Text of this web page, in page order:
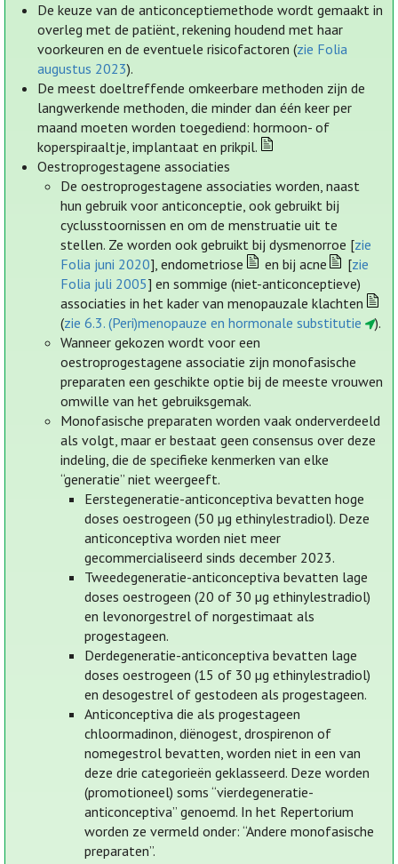
De keuze van de anticonceptiemethode wordt gemaakt in
overleg met de patiënt, rekening houdend met haar
voorkeuren en de eventuele risicofactoren (zie Folia
augustus 2023).
De meest doeltreffende omkeerbare methoden zijn de
langwerkende methoden, die minder dan één keer per
maand moeten worden toegediend: hormoon- of
koperspiraaltje, implantaat en prikpil.
Oestroprogestagene associaties
De oestroprogestagene associaties worden, naast
hun gebruik voor anticonceptie, ook gebruikt bij
cyclusstoornissen en om de menstruatie uit te
stellen. Ze worden ook gebruikt bij dysmenorroe [zie
Folia juni 2020], endometriose en bij acne [zie
Folia juli 2005] en sommige (niet-anticonceptieve)
associaties in het kader van menopauzale klachten
(zie 6.3. (Peri)menopauze en hormonale substitutie
).
Wanneer gekozen wordt voor een
oestroprogestagene associatie zijn monofasische
preparaten een geschikte optie bij de meeste vrouwen
omwille van het gebruiksgemak.
Monofasische preparaten worden vaak onderverdeeld
als volgt, maar er bestaat geen consensus over deze
indeling, die de specifieke kenmerken van elke
“generatie” niet weergeeft.
Eerstegeneratie-anticonceptiva bevatten hoge
doses oestrogeen (50 µg ethinylestradiol). Deze
anticonceptiva worden niet meer
gecommercialiseerd sinds december 2023.
Tweedegeneratie-anticonceptiva bevatten lage
doses oestrogeen (20 of 30 µg ethinylestradiol)
en levonorgestrel of norgestimaat als
progestageen.
Derdegeneratie-anticonceptiva bevatten lage
doses oestrogeen (15 of 30 µg ethinylestradiol)
en desogestrel of gestodeen als progestageen.
Anticonceptiva die als progestageen
chloormadinon, diënogest, drospirenon of
nomegestrol bevatten, worden niet in een van
deze drie categorieën geklasseerd. Deze worden
(promotioneel) soms “vierdegeneratie-
anticonceptiva” genoemd. In het Repertorium
worden ze vermeld onder: “Andere monofasische
preparaten”.